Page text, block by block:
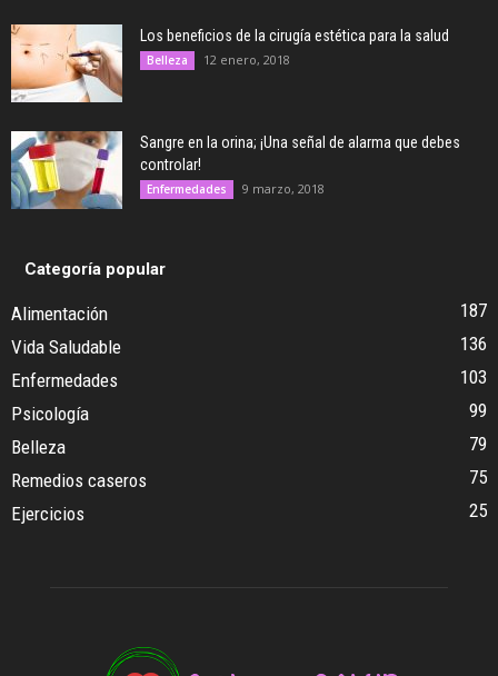
Los beneficios de la cirugía estética para la salud
Belleza 12 enero, 2018
Sangre en la orina; ¡Una señal de alarma que debes
controlar!
Enfermedades 9 marzo, 2018
Categoría popular
Alimentación
187
Vida Saludable
136
Enfermedades
103
Psicología
99
Belleza
79
Remedios caseros
75
Ejercicios
25